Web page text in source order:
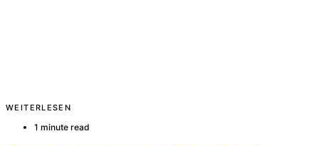
WEITERLESEN
1 minute read